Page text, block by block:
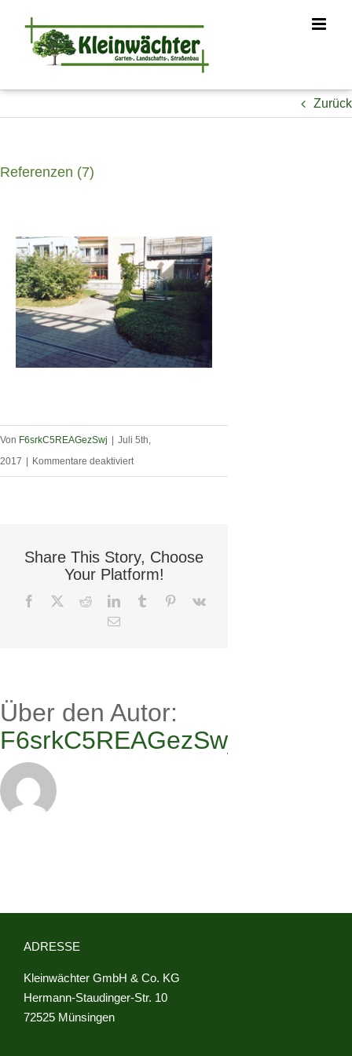
Inhalt
springen
Zurück
Referenzen (7)
Von F6srkC5REAGezSwj | Juli 5th,
2017 | Kommentare deaktiviertfür
Share This Story, Choose
Your Platform!
Facebook RedditLinkedInTumblr Pinterest
Vk
E-
Über den Autor:
F6srkC5REAGezSwj
ADRESSE
Kleinwächter GmbH & Co. KG
Hermann-Staudinger-Str. 10
72525 Münsingen